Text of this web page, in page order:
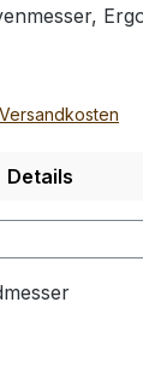
und
mm und einer
# 2:
mit einer
Details